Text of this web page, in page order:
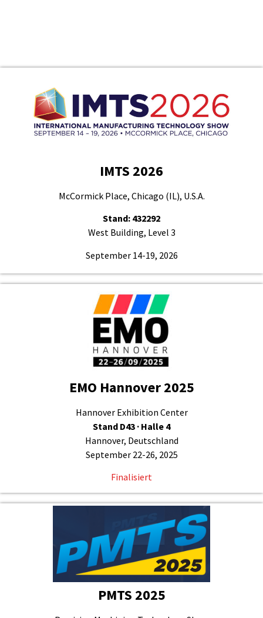
IMTS 2026
McCormick Place, Chicago (IL), U.S.A.
Stand: 432292
West Building, Level 3
September 14-19, 2026
EMO Hannover 2025
Hannover Exhibition Center
Stand D43 · Halle 4
Hannover, Deutschland
September 22-26, 2025
Finalisiert
PMTS 2025